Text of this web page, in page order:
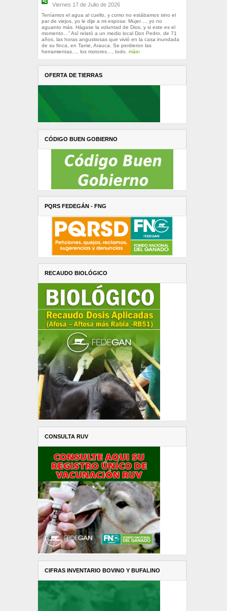
Viernes 17 de Julio de 2026
Teníamos el agua al cuello, y como no estábamos sino el
par de viejos, yo le dije a mi esposa: Mujer…, yo no
aguanto más. Hágase la voluntad de Dios, y si este es el
momento…” Así relató a un medio local Don Pedro, de 71
años, las horas angustiosas que vivió en la casa inundada
de su finca, en Tame, Arauca. Se perdieron las
herramientas…, los motores…, todo. más›
OFERTA DE TIERRAS
CÓDIGO BUEN GOBIERNO
PQRS FEDEGÁN - FNG
RECAUDO BIOLÓGICO
CONSULTA RUV
CIFRAS INVENTARIO BOVINO Y BUFALINO